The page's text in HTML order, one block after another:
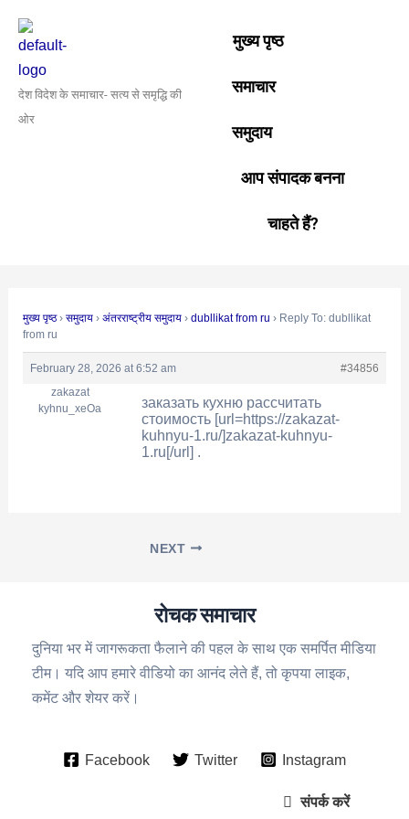
content
देश विदेश के समाचार- सत्य से समृद्धि की
ओर
मुख्य पृष्ठ
समाचार
समुदाय
आप संपादक बनना
चाहते हैं?
मुख्य पृष्ठ › समुदाय › अंतरराष्ट्रीय समुदाय › dubllikat from ru › Reply To: dubllikat
from ru
February 28, 2026 at 6:52 am
#34856
zakazat
kyhnu_xeOa
заказать кухню рассчитать
стоимость [url=https://zakazat-
kuhnyu-1.ru/]zakazat-kuhnyu-
1.ru[/url] .
navigation
NEXT
रोचक समाचार
दुनिया भर में जागरूकता फैलाने की पहल के साथ एक समर्पित मीडिया
टीम। यदि आप हमारे वीडियो का आनंद लेते हैं, तो कृपया लाइक,
कमेंट और शेयर करें।
Facebook Twitter Instagram
संपर्क करें